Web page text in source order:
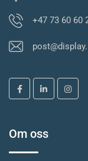
+47 73 60 60
Om oss